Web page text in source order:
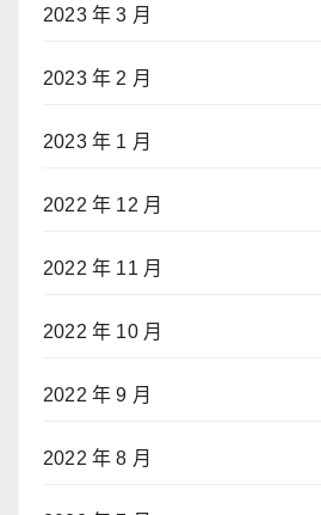
2023 年 3 月
2023 年 2 月
2023 年 1 月
2022 年 12 月
2022 年 11 月
2022 年 10 月
2022 年 9 月
2022 年 8 月